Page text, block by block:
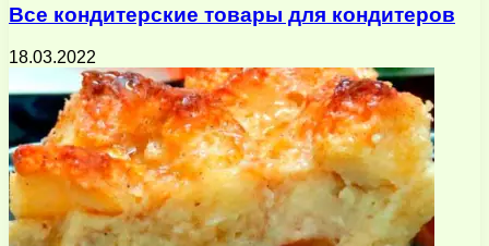
Все кондитерские товары для кондитеров
18.03.2022